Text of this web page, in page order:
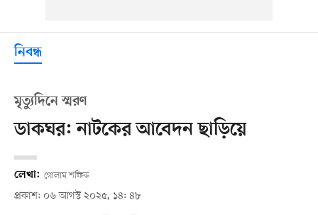
নিবন্ধ
মৃত্যুদিনে স্মরণ
ডাকঘর: নাটকের আবেদন ছাড়িয়ে
লেখা: গোলাম শফিক
প্রকাশ: ০৬ আগস্ট ২০২৫, ১৪: ৪৮